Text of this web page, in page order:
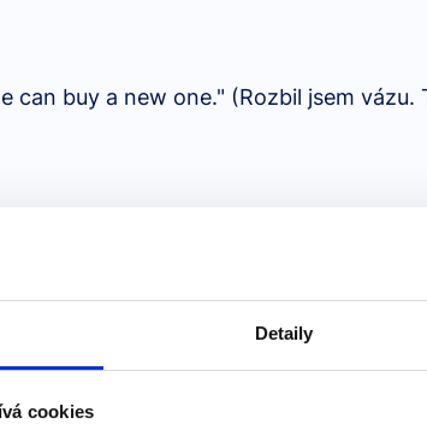
Detaily
cookies
can buy a new one." (Rozbil jsem
worry about it, you can bring it